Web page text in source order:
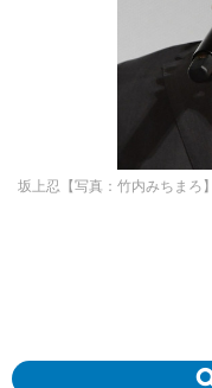
坂上忍【写真：竹内みちまろ】